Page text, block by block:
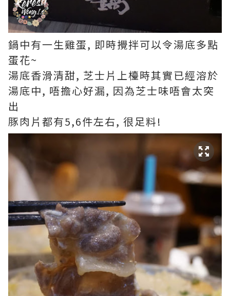
鍋中有一生雞蛋, 即時攪拌可以令湯底多點
蛋花~
湯底香滑清甜, 芝士片上檯時其實已經溶於
湯底中, 唔擔心好漏, 因為芝士味唔會太突
出
豚肉片都有5,6件左右, 很足料!